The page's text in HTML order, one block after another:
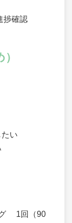
捗確認
い
グ 1回（90